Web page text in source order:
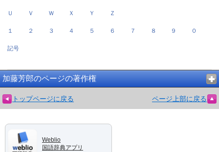
Ｕ Ｖ Ｗ Ｘ Ｙ Ｚ
１ ２ ３ ４ ５ ６ ７ ８ ９ ０
記号
加藤芳郎のページの著作権
トップページに戻る ページ上部に戻る
Weblio
国語辞典アプリ